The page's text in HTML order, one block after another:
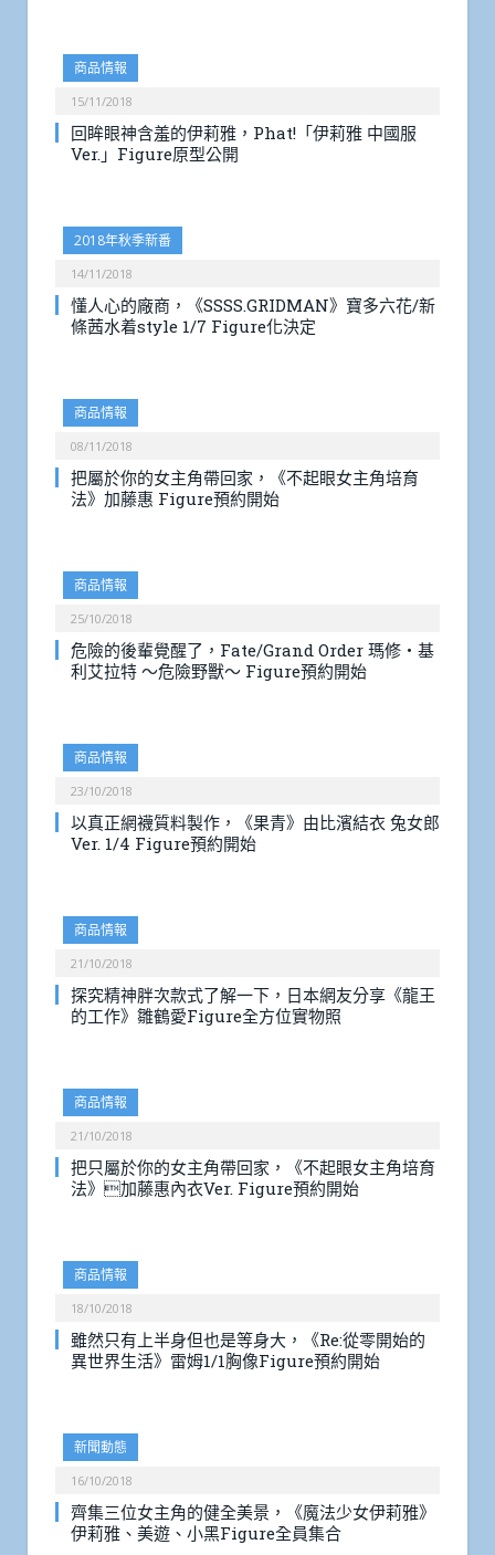
商品情報
15/11/2018
回眸眼神含羞的伊莉雅，Phat!「伊莉雅 中國服
Ver.」Figure原型公開
2018年秋季新番
14/11/2018
懂人心的廠商，《SSSS.GRIDMAN》寶多六花/新
條茜水着style 1/7 Figure化決定
商品情報
08/11/2018
把屬於你的女主角帶回家，《不起眼女主角培育
法》加藤惠 Figure預約開始
商品情報
25/10/2018
危險的後輩覺醒了，Fate/Grand Order 瑪修・基
利艾拉特 ～危險野獸～ Figure預約開始
商品情報
23/10/2018
以真正網襪質料製作，《果青》由比濱結衣 兔女郎
Ver. 1/4 Figure預約開始
商品情報
21/10/2018
探究精神胖次款式了解一下，日本網友分享《龍王
的工作》雛鶴愛Figure全方位實物照
商品情報
21/10/2018
把只屬於你的女主角帶回家，《不起眼女主角培育
法》加藤惠內衣Ver. Figure預約開始
商品情報
18/10/2018
雖然只有上半身但也是等身大，《Re:從零開始的
異世界生活》雷姆1/1胸像Figure預約開始
新聞動態
16/10/2018
齊集三位女主角的健全美景，《魔法少女伊莉雅》
伊莉雅、美遊、小黑Figure全員集合